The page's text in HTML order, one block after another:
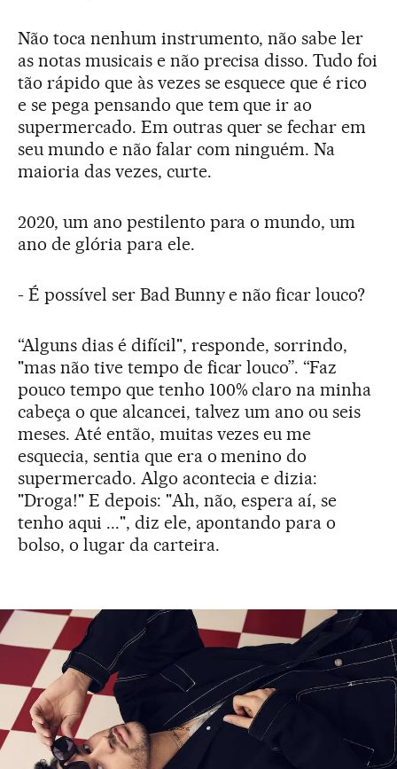
Não toca nenhum instrumento, não sabe ler
as notas musicais e não precisa disso. Tudo foi
tão rápido que às vezes se esquece que é rico
e se pega pensando que tem que ir ao
supermercado. Em outras quer se fechar em
seu mundo e não falar com ninguém. Na
maioria das vezes, curte.
2020, um ano pestilento para o mundo, um
ano de glória para ele.
- É possível ser Bad Bunny e não ficar louco?
“Alguns dias é difícil", responde, sorrindo,
"mas não tive tempo de ficar louco”. “Faz
pouco tempo que tenho 100% claro na minha
cabeça o que alcancei, talvez um ano ou seis
meses. Até então, muitas vezes eu me
esquecia, sentia que era o menino do
supermercado. Algo acontecia e dizia:
"Droga!" E depois: "Ah, não, espera aí, se
tenho aqui ...", diz ele, apontando para o
bolso, o lugar da carteira.